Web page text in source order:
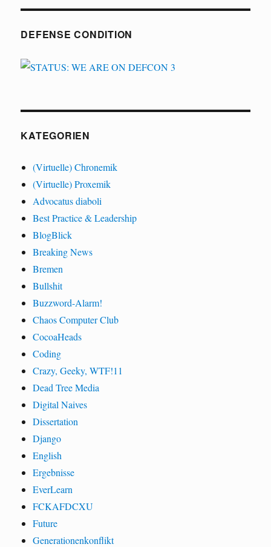
DEFENSE CONDITION
KATEGORIEN
(Virtuelle) Chronemik
(Virtuelle) Proxemik
Advocatus diaboli
Best Practice & Leadership
BlogBlick
Breaking News
Bremen
Bullshit
Buzzword-Alarm!
Chaos Computer Club
CocoaHeads
Coding
Crazy, Geeky, WTF!11
Dead Tree Media
Digital Naives
Dissertation
Django
English
Ergebnisse
EverLearn
FCKAFDCXU
Future
Generationenkonflikt